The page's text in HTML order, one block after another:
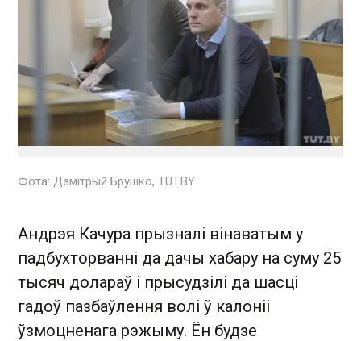
Фота: Дзмітрый Брушко, TUT.BY
Андрэя Качура прызналі вінаватым у
падбухторванні да дачы хабару на суму 25
тысяч долараў і прысудзілі да шасці
гадоў пазбаўлення волі ў калоніі
ўзмоцненага рэжыму. Ён будзе